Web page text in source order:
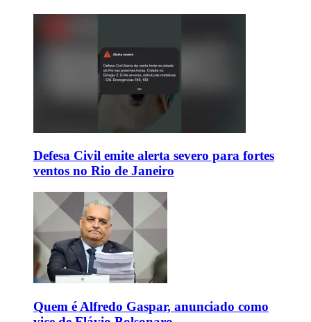
Defesa Civil emite alerta severo para fortes
ventos no Rio de Janeiro
Quem é Alfredo Gaspar, anunciado como